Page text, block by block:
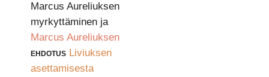
Marcus Aureliuksen
myrkyttäminen ja
Marcus Aureliuksen
ehdotus Liviuksen
asettamisesta